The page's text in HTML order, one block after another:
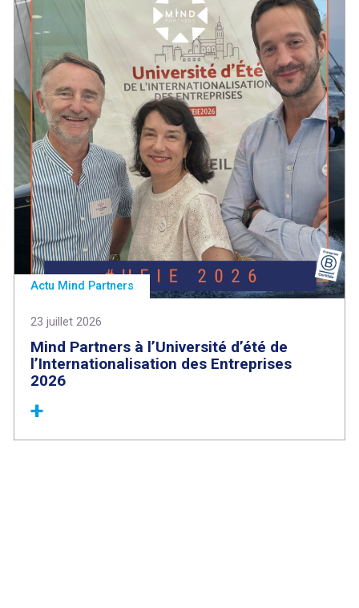
Actu Mind Partners
23 juillet 2026
Mind Partners à l’Université d’été de
l’Internationalisation des Entreprises
2026